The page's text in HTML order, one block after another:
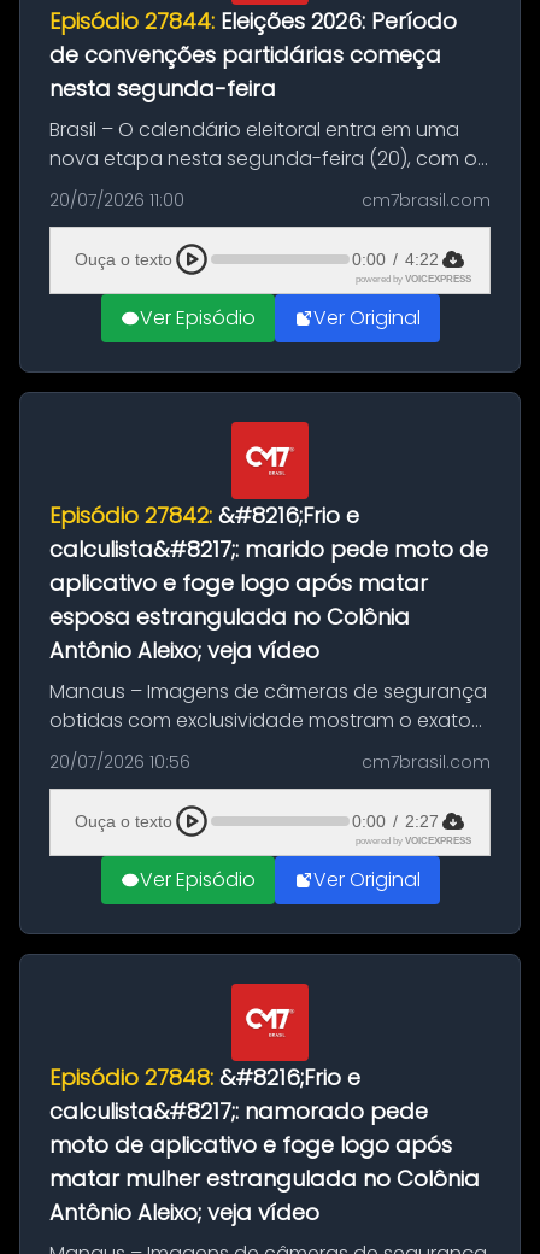
Episódio 27844: Eleições 2026: Período
de convenções partidárias começa
nesta segunda-feira
Brasil – O calendário eleitoral entra em uma
nova etapa nesta segunda-feira (20), com o
início do período destinado às convenções
partidárias. Até 5 de agosto, partidos e
federações poderão oficializa...
20/07/2026 11:00 cm7brasil.com
Ouça o texto 0:00 / 4:22
powered by VOICEXPRESS
Ver Episódio Ver Original
Episódio 27842: &#8216;Frio e
calculista&#8217;: marido pede moto de
aplicativo e foge logo após matar
esposa estrangulada no Colônia
Antônio Aleixo; veja vídeo
Manaus – Imagens de câmeras de segurança
obtidas com exclusividade mostram o exato
momento da fuga do principal suspeito da
morte de Larissa Araújo, de 28 anos. O crime
ocorreu na noite deste último d...
20/07/2026 10:56 cm7brasil.com
Ouça o texto 0:00 / 2:27
powered by VOICEXPRESS
Ver Episódio Ver Original
Episódio 27848: &#8216;Frio e
calculista&#8217;: namorado pede
moto de aplicativo e foge logo após
matar mulher estrangulada no Colônia
Antônio Aleixo; veja vídeo